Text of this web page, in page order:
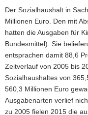
e
i
f
e
n
d
e
N
a
t
i
o
n
c
h
Der Sozialhaushalt in
Millionen Euro. Den mit
hatten die Ausgaben für
Bundesmittel). Sie
entsprachen damit 88,6
Zeitverlauf von 2005 bis
Sozialhaushaltes von
560,3 Millionen Euro
Ausgabenarten verlief
zu 2005 fielen 2015 die